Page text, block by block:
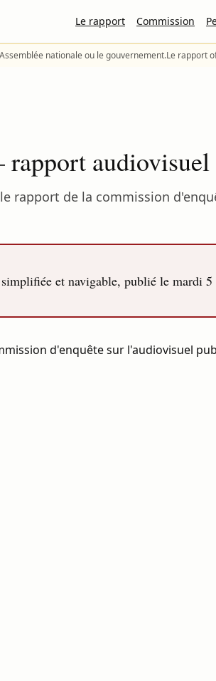
Le rapport Commission
nationale ou le gouvernement.Le rapport
audiovisuel
rapport de la commission
et navigable, publié le mardi 5
d'enquête sur l'audiovisuel